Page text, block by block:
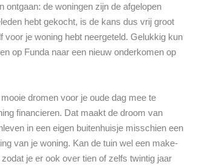
ontgaan: de woningen zijn de afgelopen
hebt gekocht, is de kans dus vrij groot
je woning hebt neergeteld. Gelukkig kun
op Funda naar een nieuw onderkomen op
dromen voor je oude dag mee te
financieren. Dat maakt de droom van
in een eigen buitenhuisje misschien een
van je woning. Kan de tuin wel een make-
je er ook over tien of zelfs twintig jaar